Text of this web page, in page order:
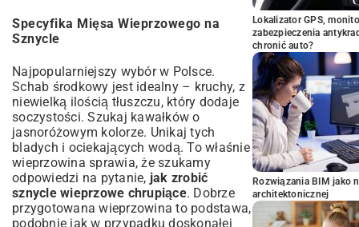
Specyfika Mięsa Wieprzowego na
Sznycle
Najpopularniejszy wybór w Polsce.
Schab środkowy jest idealny – kruchy, z
niewielką ilością tłuszczu, który dodaje
soczystości. Szukaj kawałków o
jasnoróżowym kolorze. Unikaj tych
bladych i ociekających wodą. To właśnie
wieprzowina sprawia, że szukamy
odpowiedzi na pytanie, jak zrobić
sznycle wieprzowe chrupiące. Dobrze
przygotowana wieprzowina to podstawa,
podobnie jak w przypadkudoskonałej
Lokalizator GPS,
zabezpieczenia
chronić auto?
Rozwiązania BIM jako
architektonicznej